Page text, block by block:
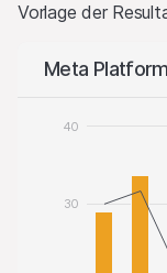
Vorlage der
Meta
40
30